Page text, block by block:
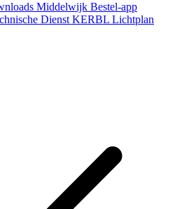
Middelwijk Bestel-app
Dienst KERBL Lichtplan